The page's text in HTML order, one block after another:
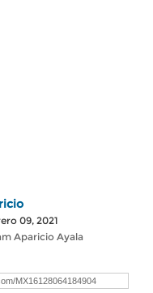
09, 2021
Aparicio Ayala